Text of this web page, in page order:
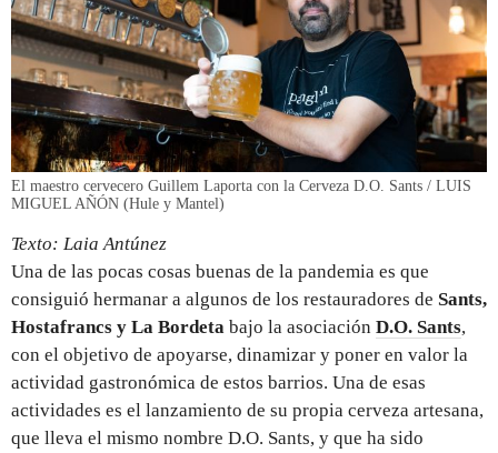
El maestro cervecero Guillem Laporta con la Cerveza D.O. Sants / LUIS
MIGUEL AÑÓN (Hule y Mantel)
Texto: Laia Antúnez
Una de las pocas cosas buenas de la pandemia es que
consiguió hermanar a algunos de los restauradores de Sants,
Hostafrancs y La Bordeta bajo la asociación D.O. Sants,
con el objetivo de apoyarse, dinamizar y poner en valor la
actividad gastronómica de estos barrios. Una de esas
actividades es el lanzamiento de su propia cerveza artesana,
que lleva el mismo nombre D.O. Sants, y que ha sido